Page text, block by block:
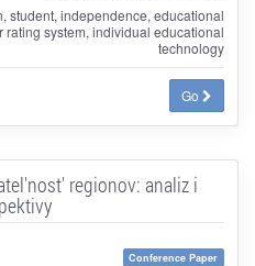
student, independence, educational
rating system, individual educational
technology
Go
regionov: analiz i
Conference Paper